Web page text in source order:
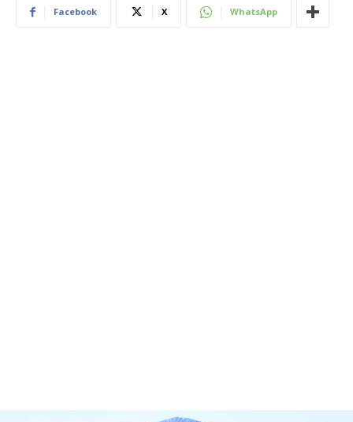
Facebook X WhatsApp